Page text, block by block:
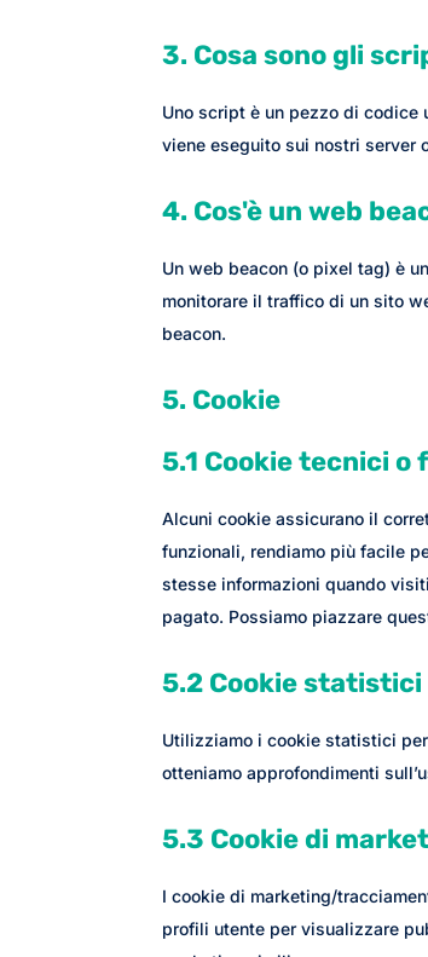
3. Cosa sono gli
Uno script è un pezzo di codice
viene eseguito sui nostri server
4. Cos'è un web
Un web beacon (o pixel tag) è
monitorare il traffico di un sito
beacon.
5. Cookie
5.1 Cookie tecnici o
Alcuni cookie assicurano il
funzionali, rendiamo più facile
stesse informazioni quando
pagato. Possiamo piazzare
5.2 Cookie statistici
Utilizziamo i cookie statistici
otteniamo approfondimenti
5.3 Cookie di
I cookie di marketing/
profili utente per visualizzare